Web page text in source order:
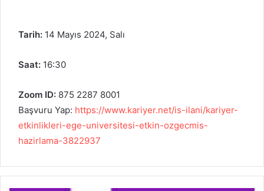
Tarih: 14 Mayıs 2024, Salı
Saat: 16:30
Zoom ID: 875 2287 8001
Başvuru Yap: https://www.kariyer.net/is-ilani/kariyer-
etkinlikleri-ege-universitesi-etkin-ozgecmis-
hazirlama-3822937